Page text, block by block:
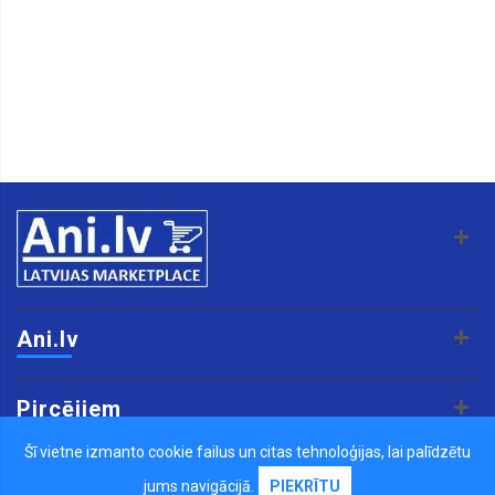
Ani.lv
Pircējiem
Pārdevējiem
Šī vietne izmanto cookie failus un citas tehnoloģijas, lai palīdzētu
jums navigācijā.
PIEKRĪTU